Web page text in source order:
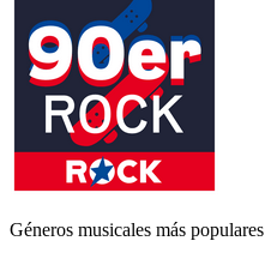
Géneros musicales más populares